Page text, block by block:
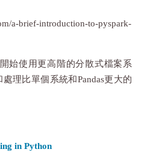
a-brief-introduction-to-pyspark-
始使用更高階的分散式檔案系
理比單個系統和Pandas更大的
in Python